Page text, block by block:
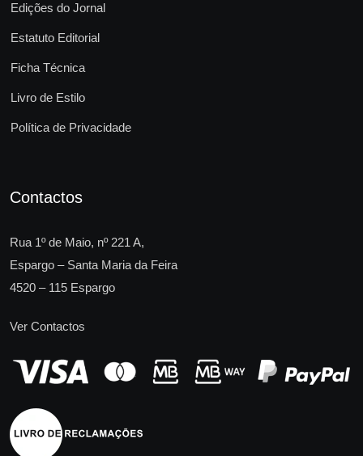
Edições do Jornal
Estatuto Editorial
Ficha Técnica
Livro de Estilo
Política de Privacidade
Contactos
Rua 1º de Maio, nº 221 A,
Espargo – Santa Maria da Feira
4520 – 115 Espargo
Ver Contactos